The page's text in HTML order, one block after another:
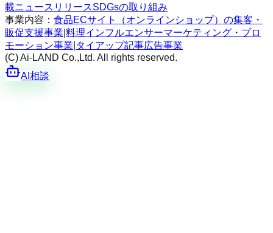
載ニュースリリースSDGsの取り組み
事業内容： 食品ECサイト（オンラインショップ）の集客・
販促支援事業 料理インフルエンサーマーケティング・プロ
モーション事業 タイアップ記事広告事業
(C) Ai-LAND Co.,Ltd. All rights reserved.
AI相談